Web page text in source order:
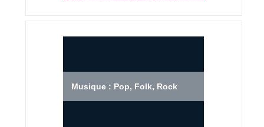
Musique : Pop, Folk, Rock